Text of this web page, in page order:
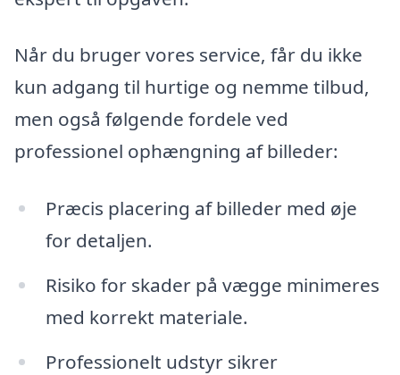
Når du bruger vores service, får du ikke
kun adgang til hurtige og nemme tilbud,
men også følgende fordele ved
professionel ophængning af billeder:
Præcis placering af billeder med øje
for detaljen.
Risiko for skader på vægge minimeres
med korrekt materiale.
Professionelt udstyr sikrer